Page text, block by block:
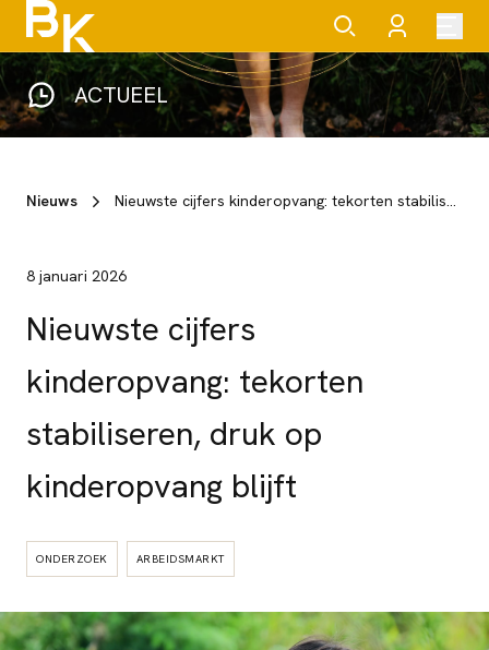
ACTUEEL
Nieuws Nieuwste cijfers kinderopvang: tekorten stabiliseren, druk op kinderopvang blijft
8 januari 2026
Nieuwste cijfers
kinderopvang: tekorten
stabiliseren, druk op
kinderopvang blijft
ONDERZOEK ARBEIDSMARKT